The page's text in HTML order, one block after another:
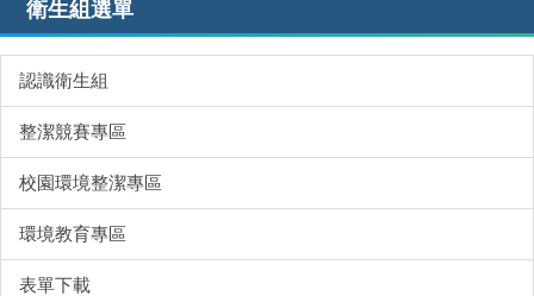
衛生組選單
認識衛生組
整潔競賽專區
校園環境整潔專區
環境教育專區
表單下載